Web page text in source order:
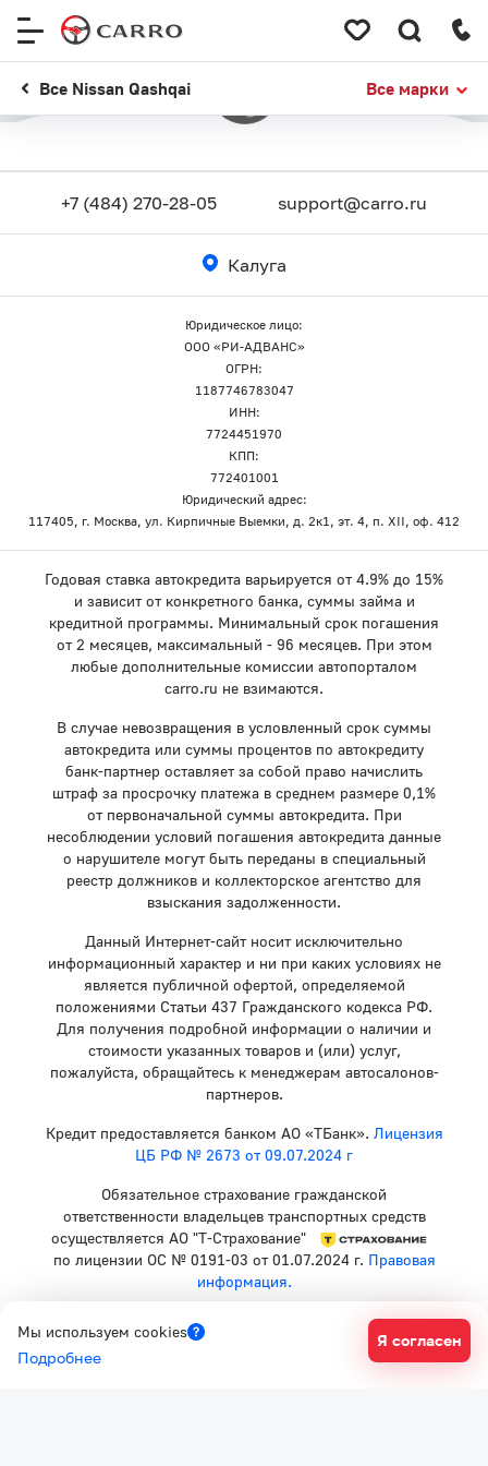
Все Nissan Qashqai Все марки
+7 (484) 270-28-05 support@carro.ru
Калуга
Юридическое лицо:
ООО «РИ-АДВАНС»
ОГРН:
1187746783047
ИНН:
7724451970
КПП:
772401001
Юридический адрес:
117405, г. Москва, ул. Кирпичные Выемки, д. 2к1, эт. 4, п. XII, оф. 412
Годовая ставка автокредита варьируется от 4.9% до 15%
и зависит от конкретного банка, суммы займа и
кредитной программы. Минимальный срок погашения
от 2 месяцев, максимальный - 96 месяцев. При этом
любые дополнительные комиссии автопорталом
carro.ru не взимаются.
В случае невозвращения в условленный срок суммы
автокредита или суммы процентов по автокредиту
банк-партнер оставляет за собой право начислить
штраф за просрочку платежа в среднем размере 0,1%
от первоначальной суммы автокредита. При
несоблюдении условий погашения автокредита данные
о нарушителе могут быть переданы в специальный
реестр должников и коллекторское агентство для
взыскания задолженности.
Данный Интернет-сайт носит исключительно
информационный характер и ни при каких условиях не
является публичной офертой, определяемой
положениями Статьи 437 Гражданского кодекса РФ.
Для получения подробной информации о наличии и
стоимости указанных товаров и (или) услуг,
пожалуйста, обращайтесь к менеджерам автосалонов-
партнеров.
Кредит предоставляется банком АО «ТБанк». Лицензия
ЦБ РФ № 2673 от 09.07.2024 г
Обязательное страхование гражданской
ответственности владельцев транспортных средств
осуществляется АО "Т-Страхование"
по лицензии ОС № 0191-03 от 01.07.2024 г. Правовая
информация.
Политика конфиденциальности
Согласие на рекламную рассылку
Мы используем cookies
Подробнее
Я согласен